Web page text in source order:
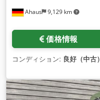
Ahaus 9,129 km
価格情報
コンディション: 良好（中古）